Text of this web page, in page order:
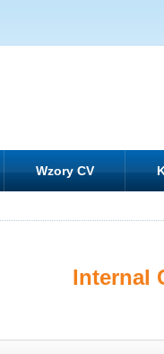
Wzory CV
Internal